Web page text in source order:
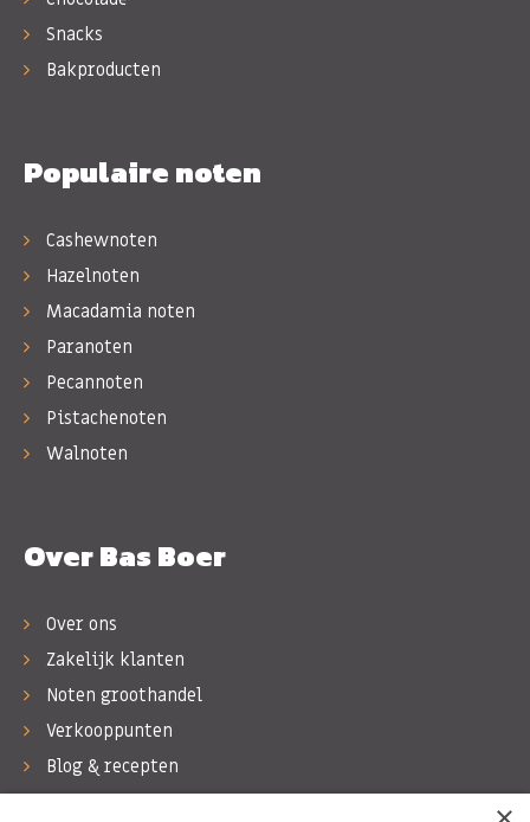
Snacks
Bakproducten
Populaire noten
Cashewnoten
Hazelnoten
Macadamia noten
Paranoten
Pecannoten
Pistachenoten
Walnoten
Over Bas Boer
Over ons
Zakelijk klanten
Noten groothandel
Verkooppunten
Blog & recepten
Werken bij Bas Boer Noten